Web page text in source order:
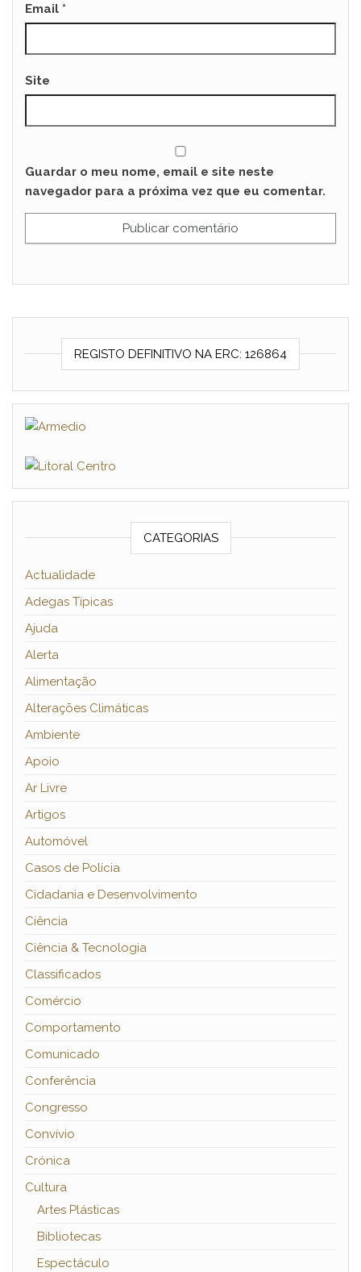
Email *
Site
Guardar o meu nome, email e site neste
navegador para a próxima vez que eu comentar.
REGISTO DEFINITIVO NA ERC: 126864
CATEGORIAS
Actualidade
Adegas Típicas
Ajuda
Alerta
Alimentação
Alterações Climáticas
Ambiente
Apoio
Ar Livre
Artigos
Automóvel
Casos de Polícia
Cidadania e Desenvolvimento
Ciência
Ciência & Tecnologia
Classificados
Comércio
Comportamento
Comunicado
Conferência
Congresso
Convívio
Crónica
Cultura
Artes Plásticas
Bibliotecas
Espectáculo